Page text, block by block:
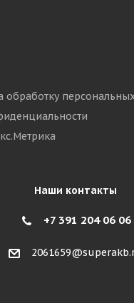
обработку
Наши контакты
+7 391 204 06 06